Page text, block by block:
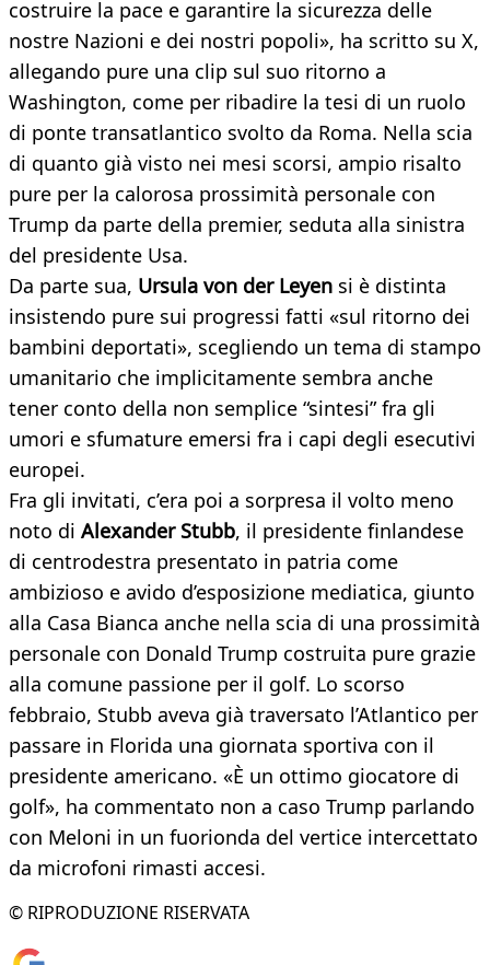
costruire la pace e garantire la sicurezza delle
nostre Nazioni e dei nostri popoli», ha scritto su X,
allegando pure una clip sul suo ritorno a
Washington, come per ribadire la tesi di un ruolo
di ponte transatlantico svolto da Roma. Nella scia
di quanto già visto nei mesi scorsi, ampio risalto
pure per la calorosa prossimità personale con
Trump da parte della premier, seduta alla sinistra
del presidente Usa.
Da parte sua, Ursula von der Leyen si è distinta
insistendo pure sui progressi fatti «sul ritorno dei
bambini deportati», scegliendo un tema di stampo
umanitario che implicitamente sembra anche
tener conto della non semplice “sintesi” fra gli
umori e sfumature emersi fra i capi degli esecutivi
europei.
Fra gli invitati, c’era poi a sorpresa il volto meno
noto di Alexander Stubb, il presidente finlandese
di centrodestra presentato in patria come
ambizioso e avido d’esposizione mediatica, giunto
alla Casa Bianca anche nella scia di una prossimità
personale con Donald Trump costruita pure grazie
alla comune passione per il golf. Lo scorso
febbraio, Stubb aveva già traversato l’Atlantico per
passare in Florida una giornata sportiva con il
presidente americano. «È un ottimo giocatore di
golf», ha commentato non a caso Trump parlando
con Meloni in un fuorionda del vertice intercettato
da microfoni rimasti accesi.
© RIPRODUZIONE RISERVATA